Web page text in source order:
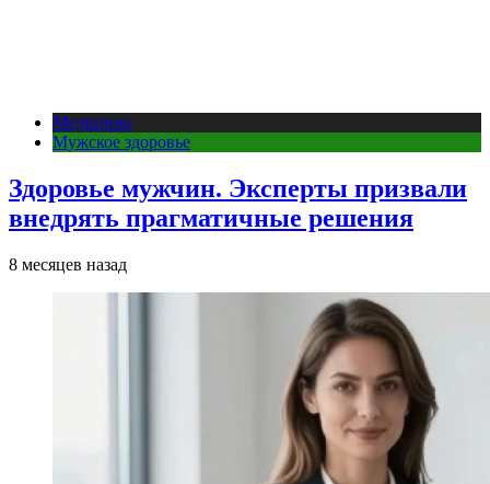
Медицина
Мужское здоровье
Здоровье мужчин. Эксперты призвали
внедрять прагматичные решения
8 месяцев назад